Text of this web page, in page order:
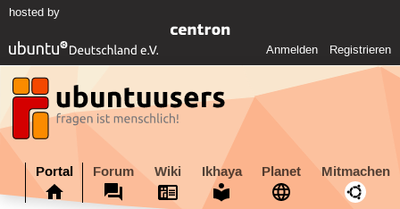
hosted by
Anmelden Registrieren
Portal Forum Wiki Ikhaya Planet Mitmachen